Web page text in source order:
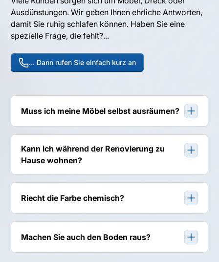
Ausdünstungen. Wir geben Ihnen ehrliche Antworten,
damit Sie ruhig schlafen können. Haben Sie eine
spezielle Frage, die fehlt?...
... Dann rufen Sie einfach kurz an
Muss ich meine Möbel selbst ausräumen?
rücken Möbel, verpacken sie staubdicht und stellen sie
nach den Arbeiten wieder zurück.
Kann ich während der Renovierung zu
Hause wohnen?
angrenzende Räume und Flure komplett sauber
bleiben.
Riecht die Farbe chemisch?
lösemittel- und weichmacherfreie Farben (ELF). Für
Schlafzimmer bieten wir spezielle Bio-Silikatfarben an.
Machen Sie auch den Boden raus?